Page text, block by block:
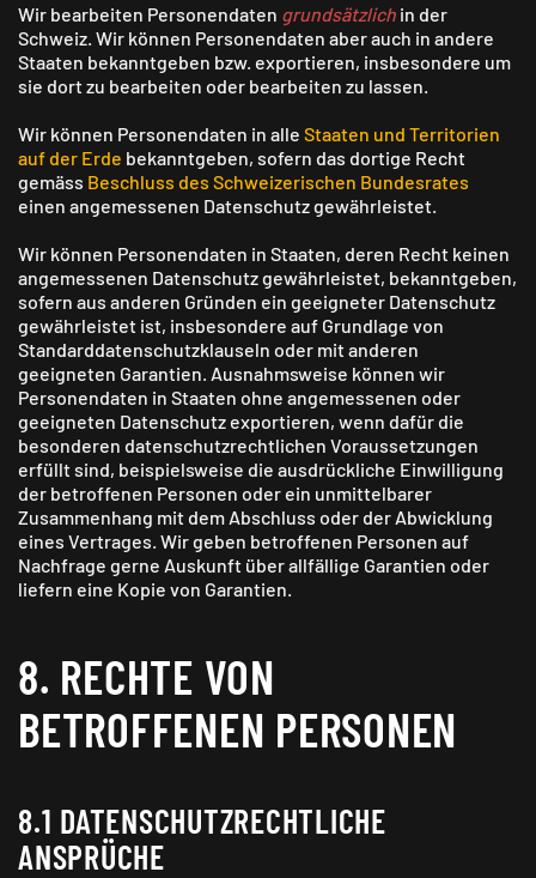
Wir bearbeiten Personendaten grundsätzlich in der
Schweiz. Wir können Personendaten aber auch in andere
Staaten bekanntgeben bzw. exportieren, insbesondere um
sie dort zu bearbeiten oder bearbeiten zu lassen.
Wir können Personendaten in alle Staaten und Territorien
auf der Erde bekanntgeben, sofern das dortige Recht
gemäss Beschluss des Schweizerischen Bundesrates
einen angemessenen Datenschutz gewährleistet.
Wir können Personendaten in Staaten, deren Recht keinen
angemessenen Datenschutz gewährleistet, bekanntgeben,
sofern aus anderen Gründen ein geeigneter Datenschutz
gewährleistet ist, insbesondere auf Grundlage von
Standard­datenschutzklauseln oder mit anderen
geeigneten Garantien. Ausnahmsweise können wir
Personendaten in Staaten ohne angemessenen oder
geeigneten Datenschutz exportieren, wenn dafür die
besonderen datenschutz­rechtlichen Voraussetzungen
erfüllt sind, beispielsweise die ausdrückliche Einwilligung
der betroffenen Personen oder ein unmittelbarer
Zusammenhang mit dem Abschluss oder der Abwicklung
eines Vertrages. Wir geben betroffenen Personen auf
Nachfrage gerne Auskunft über allfällige Garantien oder
liefern eine Kopie von Garantien.
8. RECHTE VON
BETROFFENEN PERSONEN
8.1 DATEN­SCHUTZ­RECHTLICHE
ANSPRÜCHE